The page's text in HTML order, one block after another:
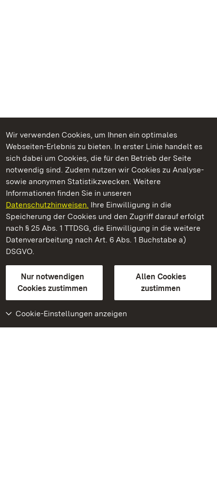
Wir verwenden Cookies, um Ihnen ein optimales
Webseiten-Erlebnis zu bieten. In erster Linie handelt es
sich dabei um Cookies, die für den Betrieb der Seite
notwendig sind. Zudem nutzen wir Cookies zu Analyse-
sowie anonymen Statistikzwecken. Weitere
Informationen finden Sie in unseren
Datenschutzhinweisen. Ihre Einwilligung in die
Speicherung der Cookies und den Zugriff darauf erfolgt
nach § 25 Abs. 1 TTDSG, die Einwilligung in die weitere
Datenverarbeitung nach Art. 6 Abs. 1 Buchstabe a)
DSGVO.
Nur notwendigen
Cookies zustimmen
Allen Cookies
zustimmen
Cookie-Einstellungen anzeigen
Kommen. Staunen. Genießen.
Schloss und Schlossgarten Schwetzingen
Staatliche Schlösser und Gärten Baden-Württemberg
Kontakt
GebärdenspracheLeichte Sprache
Erklärung zur Barrierefreiheit
BITV-konform (geprüfte Seiten)
Weiteres